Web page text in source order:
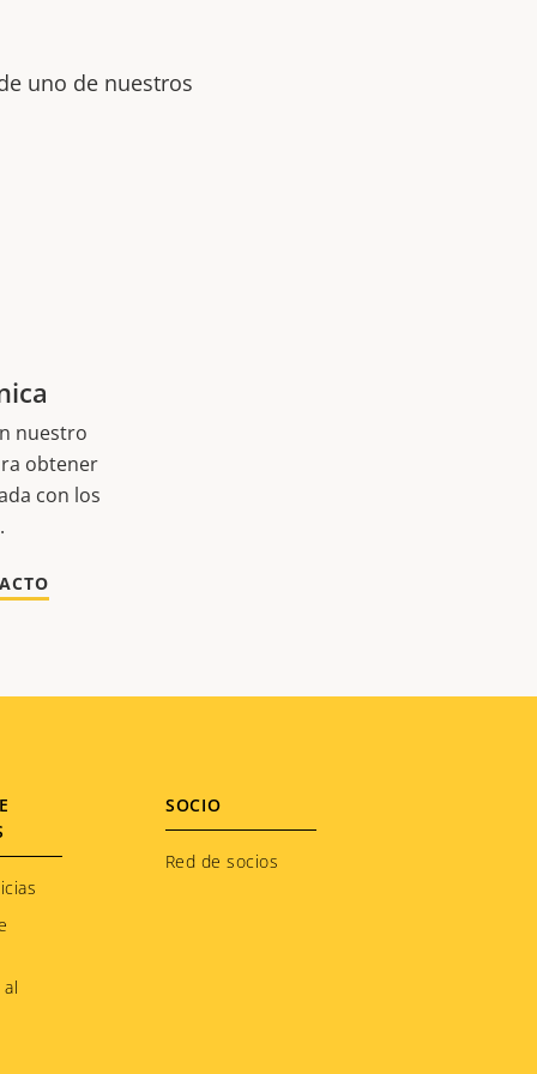
uno de nuestros
nuestro
obtener
con los
SOCIO
Red de socios